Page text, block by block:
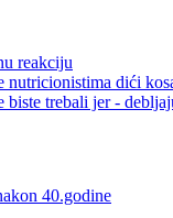
reakciju
nutricionistima dići
biste trebali jer -